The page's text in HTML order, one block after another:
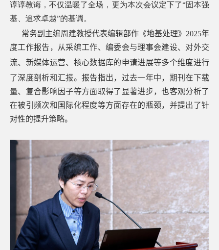
谆谆教诲，不仅温暖了全场，更为本次会议定下了“固本强
基、追求卓越”的基调。
常务副主编周建教授代表编辑部作 《地基处理》 2025年
度工作报告，从采编工作、编委会与理事会建设、对外交
流、新媒体运营、核心数据库的申请进展等多个维度进行
了深度剖析和汇报。报告指出，过去一年中， 期刊在下载
量、复合影响因子等方面取得了显著进步，也客观分析了
在被引频次和国际化程度等方面存在的瓶颈，并提出了针
对性的提升策略。